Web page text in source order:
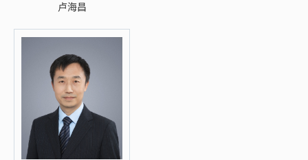
卢海昌